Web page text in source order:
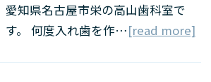
愛知県名古屋市栄の高山歯科室で
す。 何度入れ歯を作…[read more]